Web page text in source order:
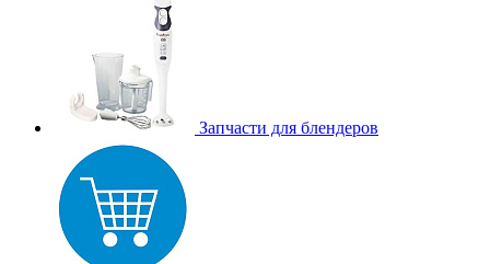
Запчасти для блендеров